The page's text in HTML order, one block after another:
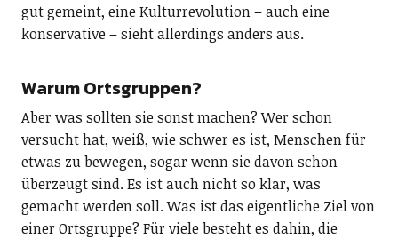
gut gemeint, eine Kulturrevolution – auch eine
konservative – sieht allerdings anders aus.
Warum Ortsgruppen?
Aber was sollten sie sonst machen? Wer schon
versucht hat, weiß, wie schwer es ist, Menschen für
etwas zu bewegen, sogar wenn sie davon schon
überzeugt sind. Es ist auch nicht so klar, was
gemacht werden soll. Was ist das eigentliche Ziel von
einer Ortsgruppe? Für viele besteht es dahin, die